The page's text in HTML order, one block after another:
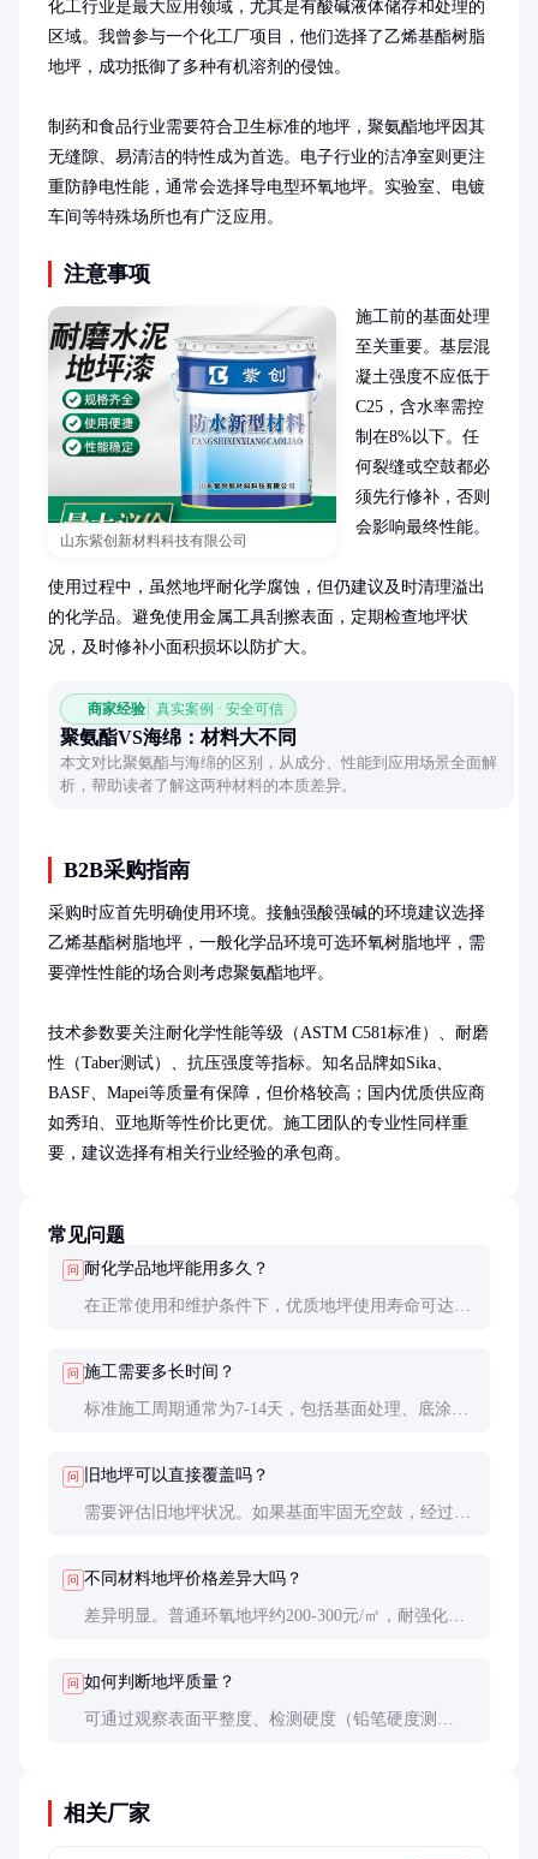
化工行业是最大应用领域，尤其是有酸碱液体储存和处理的
区域。我曾参与一个化工厂项目，他们选择了乙烯基酯树脂
地坪，成功抵御了多种有机溶剂的侵蚀。
制药和食品行业需要符合卫生标准的地坪，聚氨酯地坪因其
无缝隙、易清洁的特性成为首选。电子行业的洁净室则更注
重防静电性能，通常会选择导电型环氧地坪。实验室、电镀
车间等特殊场所也有广泛应用。
注意事项
山东紫创新材料科技有限公司
施工前的基面处理
至关重要。基层混
凝土强度不应低于
C25，含水率需控
制在8%以下。任
何裂缝或空鼓都必
须先行修补，否则
会影响最终性能。
使用过程中，虽然地坪耐化学腐蚀，但仍建议及时清理溢出
的化学品。避免使用金属工具刮擦表面，定期检查地坪状
况，及时修补小面积损坏以防扩大。
商家经验 真实案例 · 安全可信
聚氨酯VS海绵：材料大不同
本文对比聚氨酯与海绵的区别，从成分、性能到应用场景全面解
析，帮助读者了解这两种材料的本质差异。
B2B采购指南
采购时应首先明确使用环境。接触强酸强碱的环境建议选择
乙烯基酯树脂地坪，一般化学品环境可选环氧树脂地坪，需
要弹性性能的场合则考虑聚氨酯地坪。
技术参数要关注耐化学性能等级（ASTM C581标准）、耐磨
性（Taber测试）、抗压强度等指标。知名品牌如Sika、
BASF、Mapei等质量有保障，但价格较高；国内优质供应商
如秀珀、亚地斯等性价比更优。施工团队的专业性同样重
要，建议选择有相关行业经验的承包商。
常见问题
问 耐化学品地坪能用多久？
在正常使用和维护条件下，优质地坪使用寿命可达8-
问 施工需要多长时间？
标准施工周期通常为7-14天，包括基面处理、底涂、
问 旧地坪可以直接覆盖吗？
需要评估旧地坪状况。如果基面牢固无空鼓，经过适
问 不同材料地坪价格差异大吗？
差异明显。普通环氧地坪约200-300元/㎡，耐强化学
问 如何判断地坪质量？
可通过观察表面平整度、检测硬度（铅笔硬度测
相关厂家